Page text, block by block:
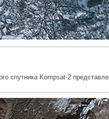
спутника Kompsat-2